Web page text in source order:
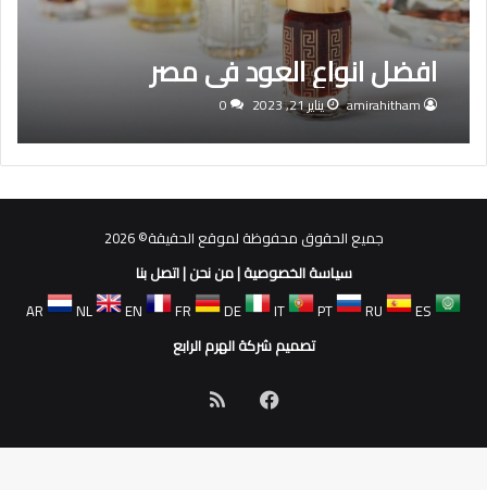
افضل انواع العود في مصر
amirahitham يناير 21, 2023 0
جميع الحقوق محفوظة لموقع الحقيقة© 2026
سياسة الخصوصية|من نحن|اتصل بنا
AR
NL EN FR DE IT PT RU
ES
تصميم شركة الهرم الرابع
فيسبوك
الموقع